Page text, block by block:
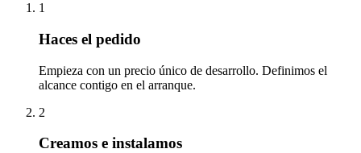
1
Haces el pedido
Empieza con un precio único de desarrollo. Definimos el
alcance contigo en el arranque.
2
Creamos e instalamos